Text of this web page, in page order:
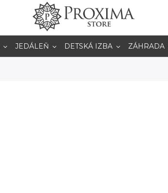
JEDÁLEŇ DETSKÁ IZBA ZÁHRADA